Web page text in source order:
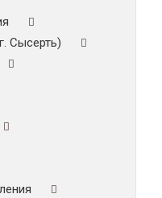
Сысерть)